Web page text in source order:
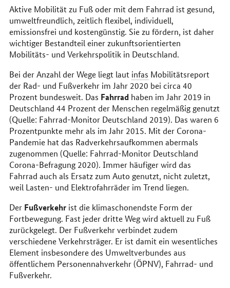
uns
im
Internet
Aktive Mobilität zu Fuß oder mit dem Fahrrad ist gesund,
umweltfreundlich, zeitlich flexibel, individuell,
emissionsfrei und kostengünstig. Sie zu fördern, ist daher
wichtiger Bestandteil einer zukunftsorientierten
Mobilitäts- und Verkehrspolitik in Deutschland.
Bei der Anzahl der Wege liegt laut infas Mobilitätsreport
der Rad- und Fußverkehr im Jahr 2020 bei circa 40
Prozent bundesweit. Das Fahrrad haben im Jahr 2019 in
Deutschland 44 Prozent der Menschen regelmäßig genutzt
(Quelle: Fahrrad-Monitor Deutschland 2019). Das waren 6
Prozentpunkte mehr als im Jahr 2015. Mit der Corona-
Pandemie hat das Radverkehrsaufkommen abermals
zugenommen (Quelle: Fahrrad-Monitor Deutschland
Corona-Befragung 2020). Immer häufiger wird das
Fahrrad auch als Ersatz zum Auto genutzt, nicht zuletzt,
weil Lasten- und Elektrofahrräder im Trend liegen.
Der Fußverkehrist die klimaschonendste Form der
Fortbewegung. Fast jeder dritte Weg wird aktuell zu Fuß
zurückgelegt. Der Fußverkehr verbindet zudem
verschiedene Verkehrsträger. Er ist damit ein wesentliches
Element insbesondere des Umweltverbundes aus
öffentlichem Personennahverkehr (ÖPNV), Fahrrad- und
Fußverkehr.